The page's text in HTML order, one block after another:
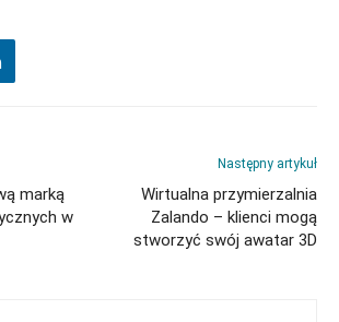
marką
w
Następny artykuł
Wirtualna przymierzalnia
Zalando – klienci mogą
stworzyć swój awatar 3D